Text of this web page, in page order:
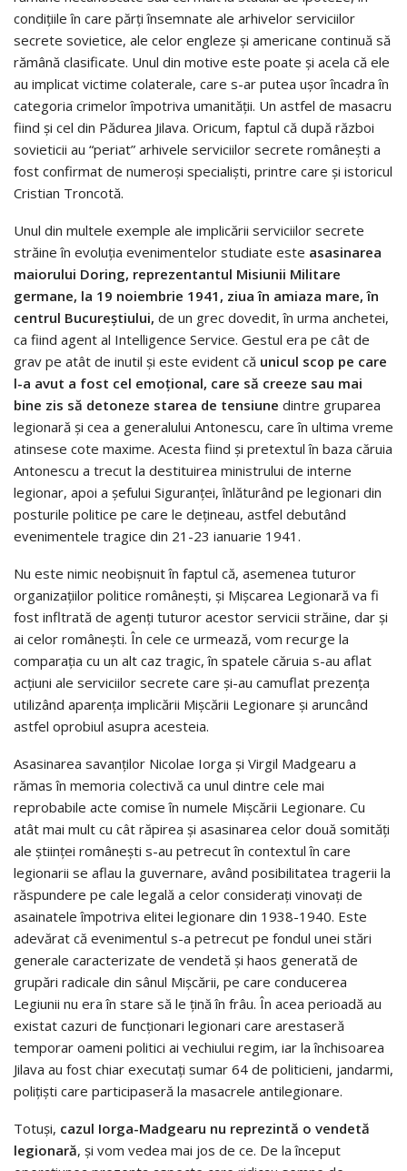
condițiile în care părți însemnate ale arhivelor serviciilor
secrete sovietice, ale celor engleze și americane continuă să
rămână clasificate. Unul din motive este poate și acela că ele
au implicat victime colaterale, care s-ar putea ușor încadra în
categoria crimelor împotriva umanității. Un astfel de masacru
fiind și cel din Pădurea Jilava. Oricum, faptul că după război
sovieticii au “periat” arhivele serviciilor secrete românești a
fost confirmat de numeroși specialiști, printre care și istoricul
Cristian Troncotă.
Unul din multele exemple ale implicării serviciilor secrete
străine în evoluția evenimentelor studiate este asasinarea
maiorului Doring, reprezentantul Misiunii Militare
germane, la 19 noiembrie 1941, ziua în amiaza mare, în
centrul Bucureștiului, de un grec dovedit, în urma anchetei,
ca fiind agent al Intelligence Service. Gestul era pe cât de
grav pe atât de inutil și este evident că unicul scop pe care
l-a avut a fost cel emoțional, care să creeze sau mai
bine zis să detoneze starea de tensiune dintre gruparea
legionară și cea a generalului Antonescu, care în ultima vreme
atinsese cote maxime. Acesta fiind și pretextul în baza căruia
Antonescu a trecut la destituirea ministrului de interne
legionar, apoi a șefului Siguranței, înlăturând pe legionari din
posturile politice pe care le dețineau, astfel debutând
evenimentele tragice din 21-23 ianuarie 1941.
Nu este nimic neobișnuit în faptul că, asemenea tuturor
organizațiilor politice românești, și Mișcarea Legionară va fi
fost infltrată de agenți tuturor acestor servicii străine, dar și
ai celor românești. În cele ce urmează, vom recurge la
comparația cu un alt caz tragic, în spatele căruia s-au aflat
acțiuni ale serviciilor secrete care și-au camuflat prezența
utilizând aparența implicării Mișcării Legionare și aruncând
astfel oprobiul asupra acesteia.
Asasinarea savanților Nicolae Iorga și Virgil Madgearu a
rămas în memoria colectivă ca unul dintre cele mai
reprobabile acte comise în numele Mișcării Legionare. Cu
atât mai mult cu cât răpirea și asasinarea celor două somități
ale științei românești s-au petrecut în contextul în care
legionarii se aflau la guvernare, având posibilitatea tragerii la
răspundere pe cale legală a celor considerați vinovați de
asainatele împotriva elitei legionare din 1938-1940. Este
adevărat că evenimentul s-a petrecut pe fondul unei stări
generale caracterizate de vendetă și haos generată de
grupări radicale din sânul Mișcării, pe care conducerea
Legiunii nu era în stare să le țină în frâu. În acea perioadă au
existat cazuri de funcționari legionari care arestaseră
temporar oameni politici ai vechiului regim, iar la închisoarea
Jilava au fost chiar executați sumar 64 de politicieni, jandarmi,
polițiști care participaseră la masacrele antilegionare.
Totuși, cazul Iorga-Madgearu nu reprezintă o vendetă
legionară, și vom vedea mai jos de ce. De la început